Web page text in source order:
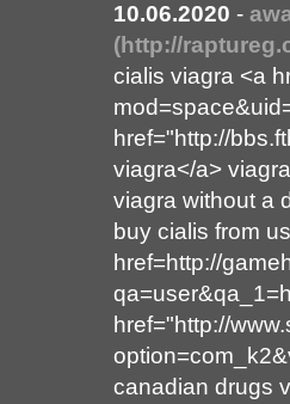
10.06.2020 -
(http://
cialis viagra <a
href="http://
viagra</a>
viagra without a
buy cialis from
href=http://
href="http://
canadian drugs